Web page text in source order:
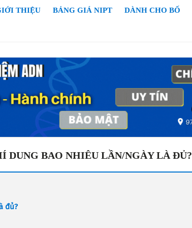
THIỆU BẢNG GIÁ NIPT DÀNH CHO BỐ
DUNG BAO NHIÊU LẦN/NGÀY LÀ ĐỦ?
đủ?